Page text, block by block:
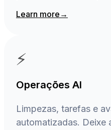
Learn more →
⚡
Operações AI
Limpezas, tarefas e
automatizadas. Deixe